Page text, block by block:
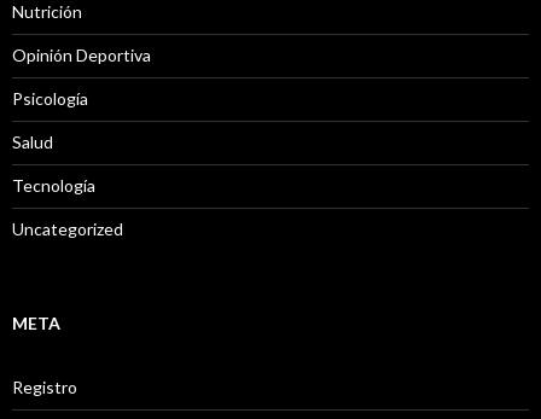
Nutrición
Opinión Deportiva
Psicología
Salud
Tecnología
Uncategorized
META
Registro